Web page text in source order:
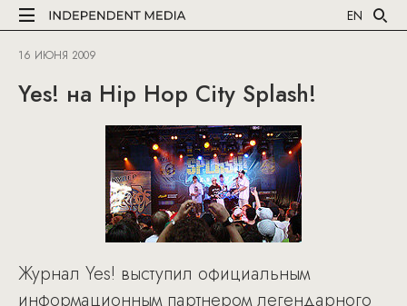
EN
16 ИЮНЯ 2009
Yes! на Hip Hop City Splash!
Журнал Yes! выступил официальным
информационным партнером легендарного